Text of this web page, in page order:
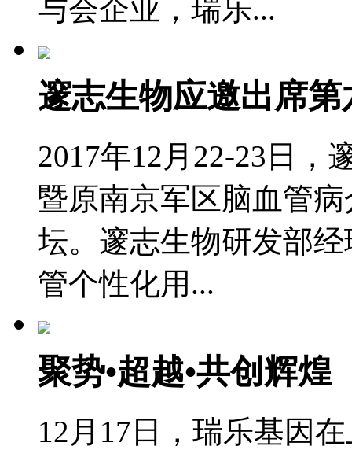
与会企业，瑞乐...
邃志生物应邀出席
2017年12月22-23日，
暨原南京军区脑血管
坛。邃志生物研发部
管个性化用...
聚势•超越•共创辉煌
12月17日，瑞乐基因